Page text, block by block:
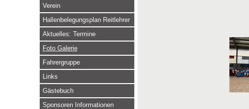
Verein
Hallenbelegungsplan Reitlehrer
Aktuelles: Termine
Foto Galerie
Fahrergruppe
Links
Gästebuch
Sponsoren Informationen